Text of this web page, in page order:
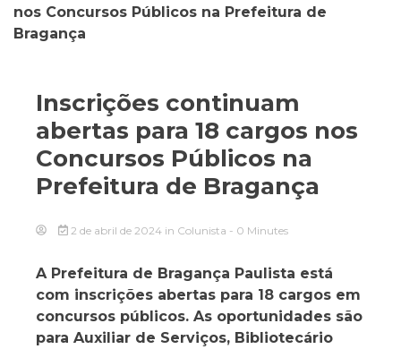
nos Concursos Públicos na Prefeitura de
Bragança
Inscrições continuam
abertas para 18 cargos nos
Concursos Públicos na
Prefeitura de Bragança
2 de abril de 2024 in Colunista - 0 Minutes
A Prefeitura de Bragança Paulista está
com inscrições abertas para 18 cargos em
concursos públicos. As oportunidades são
para Auxiliar de Serviços, Bibliotecário